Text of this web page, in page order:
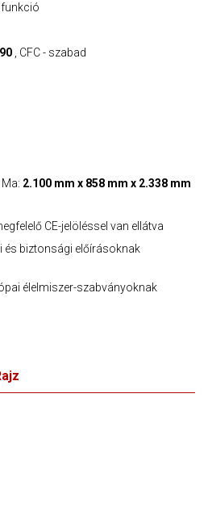
, CFC - szabad
2.100 mm x 858 mm x 2.338 mm
CE-jelöléssel van ellátva
és biztonsági előírásoknak
élelmiszer-szabványoknak